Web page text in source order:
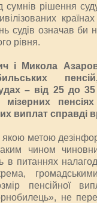
сумнів рішення
судів означав би
рівня.
і Микола
– від 25 до
пенсіях
виплат справді
метою
чином
в питаннях
пенсійної
не